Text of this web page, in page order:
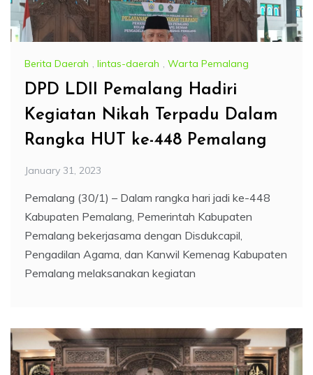
Berita Daerah , lintas-daerah , Warta Pemalang
DPD LDII Pemalang Hadiri
Kegiatan Nikah Terpadu Dalam
Rangka HUT ke-448 Pemalang
January 31, 2023
Pemalang (30/1) – Dalam rangka hari jadi ke-448
Kabupaten Pemalang, Pemerintah Kabupaten
Pemalang bekerjasama dengan Disdukcapil,
Pengadilan Agama, dan Kanwil Kemenag Kabupaten
Pemalang melaksanakan kegiatan